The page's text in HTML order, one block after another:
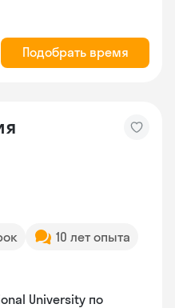
Подобрать время
10 лет опыта
University по